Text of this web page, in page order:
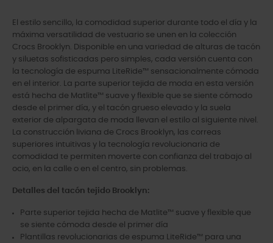
El estilo sencillo, la comodidad superior durante todo el día y la
máxima versatilidad de vestuario se unen en la colección
Crocs Brooklyn. Disponible en una variedad de alturas de tacón
y siluetas sofisticadas pero simples, cada versión cuenta con
la tecnología de espuma LiteRide™ sensacionalmente cómoda
en el interior. La parte superior tejida de moda en esta versión
está hecha de Matlite™ suave y flexible que se siente cómodo
desde el primer día, y el tacón grueso elevado y la suela
exterior de alpargata de moda llevan el estilo al siguiente nivel.
La construcción liviana de Crocs Brooklyn, las correas
superiores intuitivas y la tecnología revolucionaria de
comodidad te permiten moverte con confianza del trabajo al
ocio, en la calle o en el centro, sin problemas.
Detalles del tacón tejido Brooklyn:
Parte superior tejida hecha de Matlite™ suave y flexible que
se siente cómoda desde el primer día
Plantillas revolucionarias de espuma LiteRide™ para una